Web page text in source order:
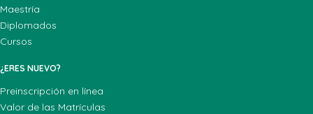
Maestría
Diplomados
Cursos
¿ERES NUEVO?
Preinscripción en línea
Valor de las Matrículas